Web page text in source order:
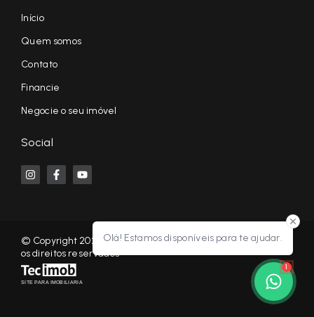
Olá! Estamos disponíveis para te ajudar.
1
Início
Quem somos
Contato
Financie
Negocie o seu imóvel
Social
© Copyright 2026 - KF NEGÓCIOS IMOBILIÁRIOS RP - Todos
os direitos reservados
SITE PARA IMOBILIARIA